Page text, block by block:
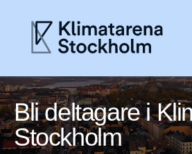
Hem
Aktuellt
Bli deltagare i
Stockholm